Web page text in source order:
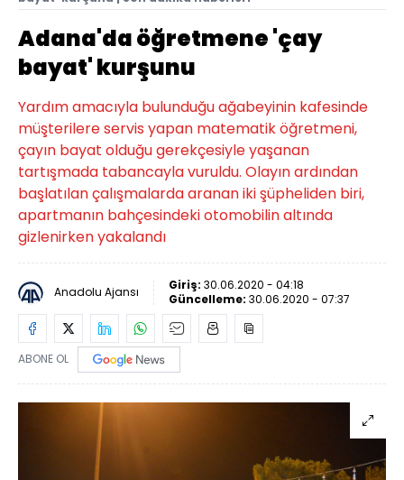
Adana'da öğretmene 'çay
bayat' kurşunu
Yardım amacıyla bulunduğu ağabeyinin kafesinde
müşterilere servis yapan matematik öğretmeni,
çayın bayat olduğu gerekçesiyle yaşanan
tartışmada tabancayla vuruldu. Olayın ardından
başlatılan çalışmalarda aranan iki şüpheliden biri,
apartmanın bahçesindeki otomobilin altında
gizlenirken yakalandı
Anadolu Ajansı Giriş: 30.06.2020 - 04:18
Güncelleme: 30.06.2020 - 07:37
ABONE OL